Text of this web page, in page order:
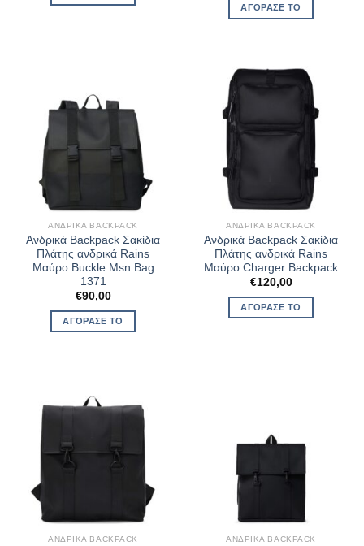
ΑΓΌΡΑΣΈ ΤΟ
ΑΝΔΡΙΚΆ BACKPACK
Ανδρικά Backpack Σακίδια
Πλάτης ανδρικά Rains
Μαύρο Buckle Msn Bag
1371
€90,00
ΑΓΌΡΑΣΈ ΤΟ
ΑΝΔΡΙΚΆ BACKPACK
Ανδρικά Backpack Σακίδια
Πλάτης ανδρικά Rains
Μαύρο Charger Backpack
€120,00
ΑΓΌΡΑΣΈ ΤΟ
ΑΝΔΡΙΚΆ BACKPACK ΑΝΔΡΙΚΆ BACKPACK